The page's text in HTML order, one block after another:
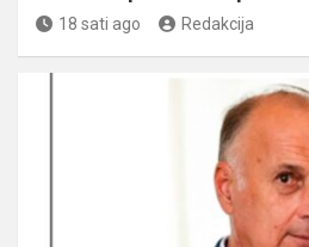
18 sati ago Redakcija